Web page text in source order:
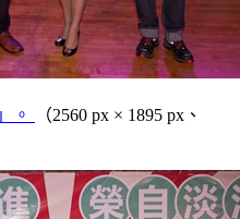
。
（2560 px × 1895 px、